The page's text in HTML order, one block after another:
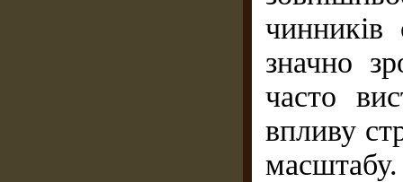
чинників
значно
часто
впливу
масштабу.